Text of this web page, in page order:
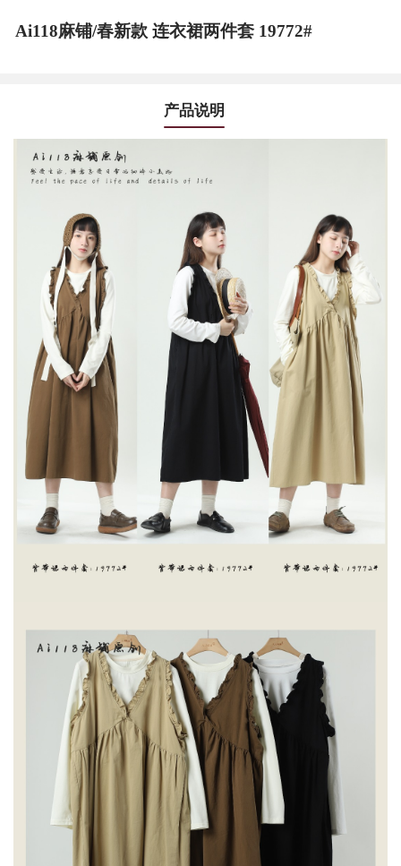
Ai118麻铺/春新款 连衣裙两件套 19772#
产品说明